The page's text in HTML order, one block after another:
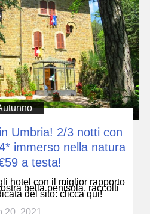
Umbria! 2/3 notti con
immerso nella natura
a testa!
hotel con il miglior rapporto
bella penisola, raccolti
del sito: clicca qui!